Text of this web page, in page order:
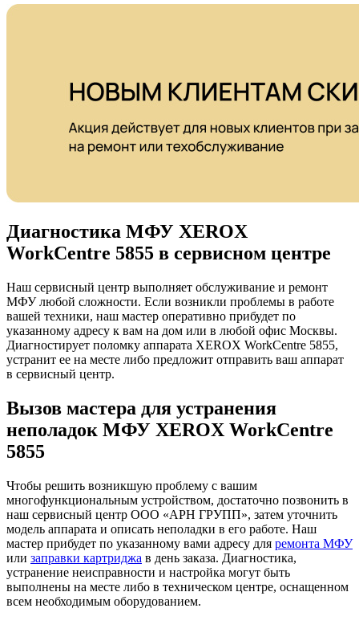
Диагностика МФУ XEROX
WorkCentre 5855 в сервисном центре
Наш сервисный центр выполняет обслуживание и ремонт
МФУ любой сложности. Если возникли проблемы в работе
вашей техники, наш мастер оперативно прибудет по
указанному адресу к вам на дом или в любой офис Москвы.
Диагностирует поломку аппарата XEROX WorkCentre 5855,
устранит ее на месте либо предложит отправить ваш аппарат
в сервисный центр.
Вызов мастера для устранения
неполадок МФУ XEROX WorkCentre
5855
Чтобы решить возникшую проблему с вашим
многофункциональным устройством, достаточно позвонить в
наш сервисный центр ООО «АРН ГРУПП», затем уточнить
модель аппарата и описать неполадки в его работе. Наш
мастер прибудет по указанному вами адресу для ремонта МФУ
или заправки картриджа в день заказа. Диагностика,
устранение неисправности и настройка могут быть
выполнены на месте либо в техническом центре, оснащенном
всем необходимым оборудованием.